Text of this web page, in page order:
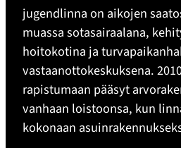
jugendlinna on aikojen
muassa sotasairaalana,
hoitokotina ja
vastaanottokeskuksena.
rapistumaan pääsyt
vanhaan loistoonsa, kun
kokonaan